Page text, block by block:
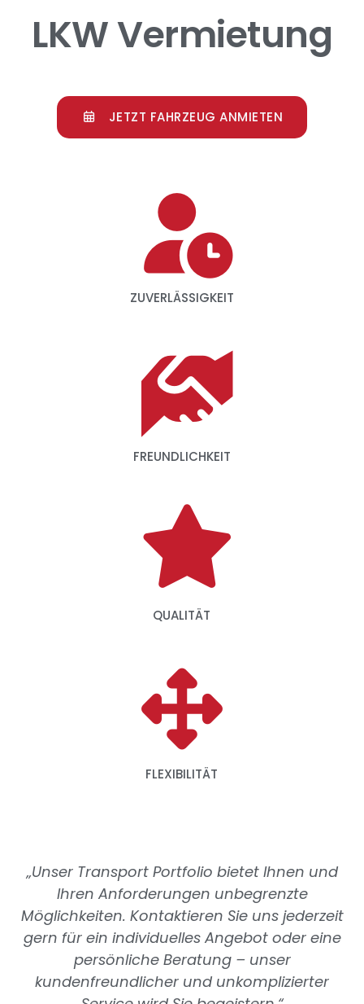
LKW Vermietung
JETZT FAHRZEUG ANMIETEN
ZUVERLÄSSIGKEIT
FREUNDLICHKEIT
QUALITÄT
FLEXIBILITÄT
„Unser Transport Portfolio bietet Ihnen und
Ihren Anforderungen unbegrenzte
Möglichkeiten. Kontaktieren Sie uns jederzeit
gern für ein individuelles Angebot oder eine
persönliche Beratung – unser
kundenfreundlicher und unkomplizierter